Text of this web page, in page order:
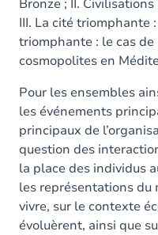
Bronze ; II.
III. La cité triomphante
triomphante : le cas de
cosmopolites en
Pour les ensembles
les événements
principaux de
question des
la place des individus
les représentations du
vivre, sur le contexte
évoluèrent, ainsi que